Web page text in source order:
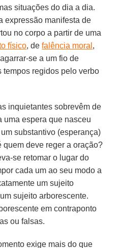
situações do dia a dia.
expressão manifesta de
no corpo a partir de uma
físico, defalência moral ,
se a um fio de
tempos regidos pelo verbo
inquietantes sobrevêm de
uma espera que nasceu
substantivo (esperança)
quem deve reger a oração?
se retomar o lugar do
cada um ao seu modo a
um sujeito
sujeito arborescente.
em contraponto
ou falsas.
exige mais do que